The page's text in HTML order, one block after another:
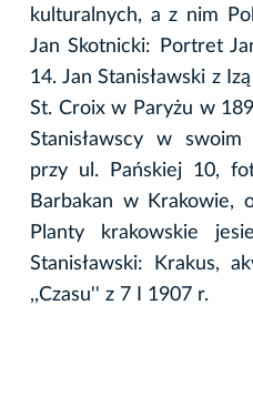
kulturalnych, a z nim
Jan Skotnicki: Portret
14. Jan Stanisławski z
St. Croix w Paryżu w
Stanisławscy w swoim
przy ul. Pańskiej 10,
Barbakan w Krakowie,
Planty krakowskie
Stanisławski: Krakus,
,,Czasu'' z 7 I 1907 r.